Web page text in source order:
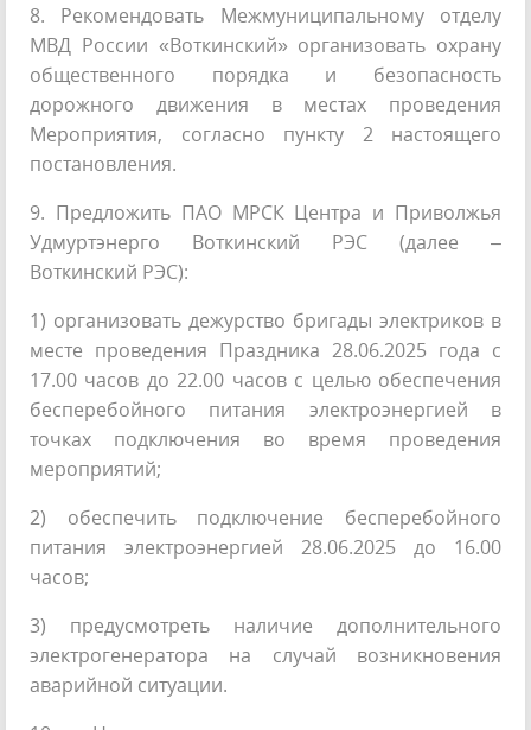
8. Рекомендовать Межмуниципальному отделу
МВД России «Воткинский» организовать охрану
общественного порядка и безопасность
дорожного движения в местах проведения
Мероприятия, согласно пункту 2 настоящего
постановления.
9. Предложить ПАО МРСК Центра и Приволжья
Удмуртэнерго Воткинский РЭС (далее –
Воткинский РЭС):
1) организовать дежурство бригады электриков в
месте проведения Праздника 28.06.2025 года с
17.00 часов до 22.00 часов с целью обеспечения
бесперебойного питания электроэнергией в
точках подключения во время проведения
мероприятий;
2) обеспечить подключение бесперебойного
питания электроэнергией 28.06.2025 до 16.00
часов;
3) предусмотреть наличие дополнительного
электрогенератора на случай возникновения
аварийной ситуации.